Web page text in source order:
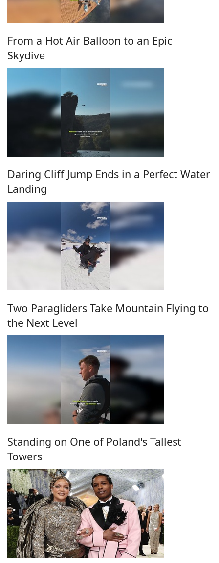
From a Hot Air Balloon to an Epic
Skydive
Daring Cliff Jump Ends in a Perfect Water
Landing
Two Paragliders Take Mountain Flying to
the Next Level
Standing on One of Poland's Tallest
Towers